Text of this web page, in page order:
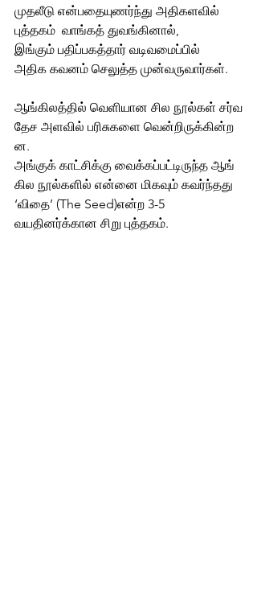
முதலீடு என்பதையுணர்ந்து அதிகளவில்
புத்தகம்  வாங்கத் துவங்கினால்,
இங்கும் பதிப்பகத்தார் வடிவமைப்பில்
அதிக கவனம் செலுத்த முன்வருவார்கள்.
ஆங்கிலத்தில் வெளியான சில நூல்கள் சர்வ
தேச அளவில் பரிசுகளை வென்றிருக்கின்ற
ன.
அங்குக் காட்சிக்கு வைக்கப்பட்டிருந்த ஆங்
கில நூல்களில் என்னை மிகவும் கவர்ந்தது
‘விதை’ (The Seed)என்ற 3-5
வயதினர்க்கான சிறு புத்தகம்.